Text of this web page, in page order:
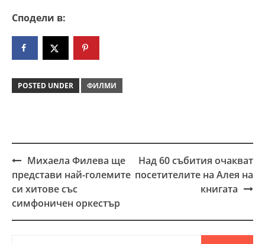
Сподели в:
POSTED UNDER ФИЛМИ
Post
navigation
Михаела Филева ще
представи най-големите
си хитове със
симфоничен оркестър
Над 60 събития очакват
посетителите на Алея на
книгата